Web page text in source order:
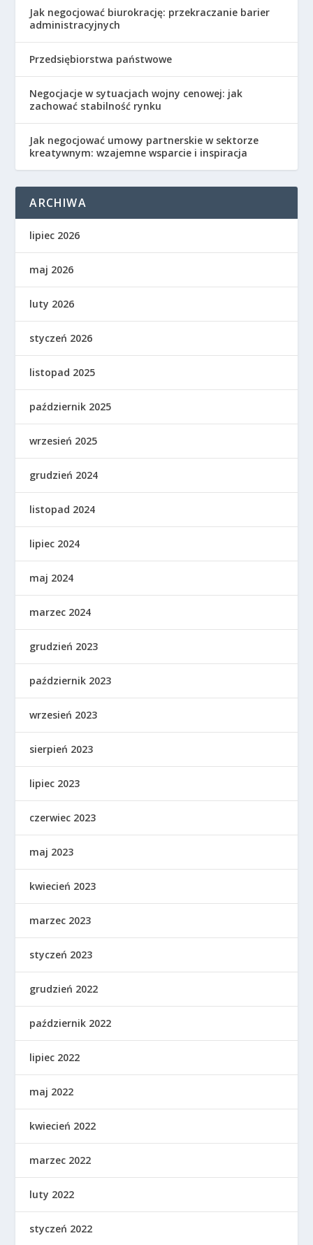
Jak negocjować biurokrację: przekraczanie barier
administracyjnych
Przedsiębiorstwa państwowe
Negocjacje w sytuacjach wojny cenowej: jak
zachować stabilność rynku
Jak negocjować umowy partnerskie w sektorze
kreatywnym: wzajemne wsparcie i inspiracja
ARCHIWA
lipiec 2026
maj 2026
luty 2026
styczeń 2026
listopad 2025
październik 2025
wrzesień 2025
grudzień 2024
listopad 2024
lipiec 2024
maj 2024
marzec 2024
grudzień 2023
październik 2023
wrzesień 2023
sierpień 2023
lipiec 2023
czerwiec 2023
maj 2023
kwiecień 2023
marzec 2023
styczeń 2023
grudzień 2022
październik 2022
lipiec 2022
maj 2022
kwiecień 2022
marzec 2022
luty 2022
styczeń 2022